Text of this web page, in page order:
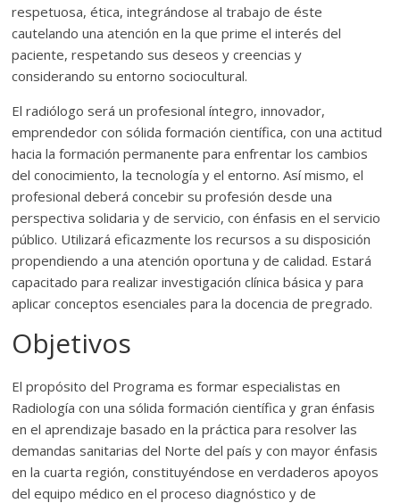
respetuosa, ética, integrándose al trabajo de éste
cautelando una atención en la que prime el interés del
paciente, respetando sus deseos y creencias y
considerando su entorno sociocultural.
El radiólogo será un profesional íntegro, innovador,
emprendedor con sólida formación científica, con una actitud
hacia la formación permanente para enfrentar los cambios
del conocimiento, la tecnología y el entorno. Así mismo, el
profesional deberá concebir su profesión desde una
perspectiva solidaria y de servicio, con énfasis en el servicio
público. Utilizará eficazmente los recursos a su disposición
propendiendo a una atención oportuna y de calidad. Estará
capacitado para realizar investigación clínica básica y para
aplicar conceptos esenciales para la docencia de pregrado.
Objetivos
El propósito del Programa es formar especialistas en
Radiología con una sólida formación científica y gran énfasis
en el aprendizaje basado en la práctica para resolver las
demandas sanitarias del Norte del país y con mayor énfasis
en la cuarta región, constituyéndose en verdaderos apoyos
del equipo médico en el proceso diagnóstico y de